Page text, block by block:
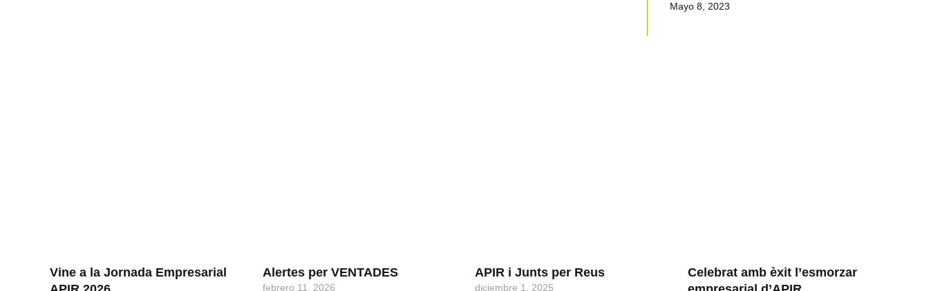
Mayo 8, 2023
Vine a la Jornada Empresarial
Alertes per VENTADES
febrero 11, 2026
APIR i Junts per Reus
diciembre 1, 2025
Celebrat amb èxit l’esmorzar